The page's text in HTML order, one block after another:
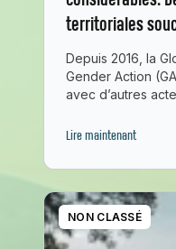
territoriales
les genres.
Depuis 2016, la
Gender Action
avec d’autres
Lire maintenant
NON CLASSÉ